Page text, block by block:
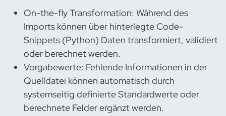
On-the-fly Transformation: Während des
Imports können über hinterlegte Code-
Snippets (Python) Daten transformiert, validiert
oder berechnet werden.
Vorgabewerte: Fehlende Informationen in der
Quelldatei können automatisch durch
systemseitig definierte Standardwerte oder
berechnete Felder ergänzt werden.